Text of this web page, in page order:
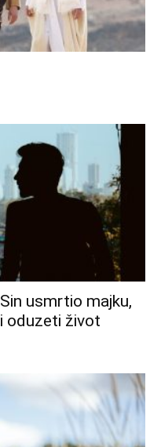
usmrtio majku,
oduzeti život